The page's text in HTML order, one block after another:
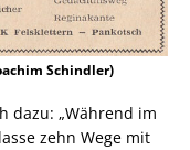
Schindler)
dazu: „Während im
zehn Wege mit